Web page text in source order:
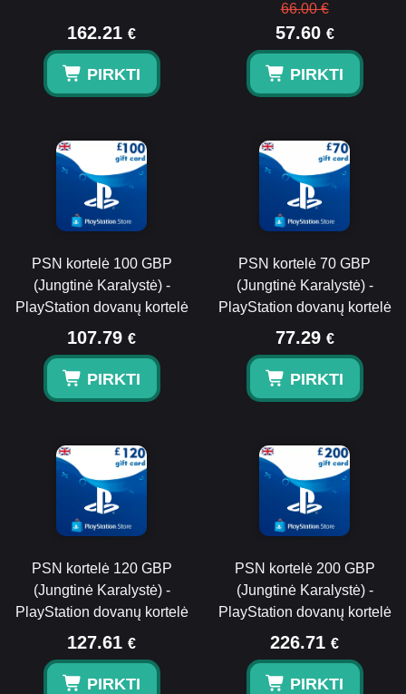
162.21 €
PIRKTI
66.00 €
57.60 €
PIRKTI
PSN kortelė 100 GBP
(Jungtinė Karalystė) -
PlayStation dovanų kortelė
107.79 €
PIRKTI
PSN kortelė 70 GBP
(Jungtinė Karalystė) -
PlayStation dovanų kortelė
77.29 €
PIRKTI
PSN kortelė 120 GBP
(Jungtinė Karalystė) -
PlayStation dovanų kortelė
127.61 €
PIRKTI
PSN kortelė 200 GBP
(Jungtinė Karalystė) -
PlayStation dovanų kortelė
226.71 €
PIRKTI